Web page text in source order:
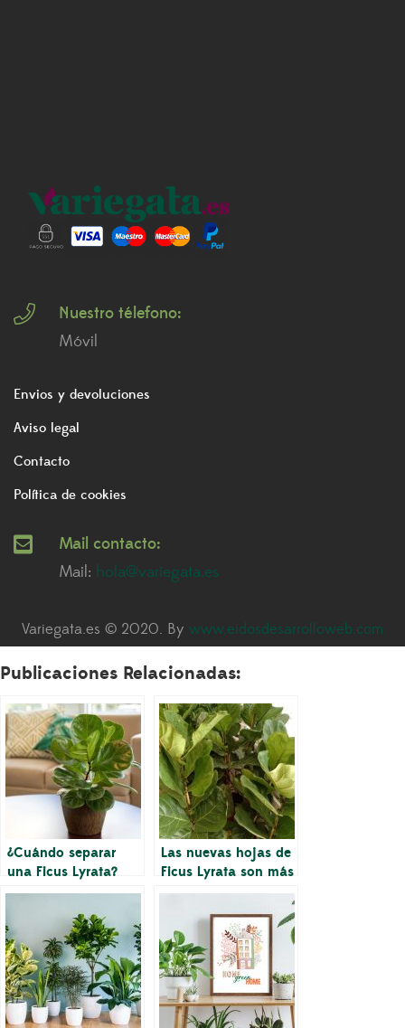
Nuestro télefono:
Móvil
Envios y devoluciones
Aviso legal
Contacto
Política de cookies
Mail contacto:
Mail: hola@variegata.es
Variegata.es © 2020. By www.eidosdesarrolloweb.com
Publicaciones Relacionadas:
¿Cuándo separar
una Ficus Lyrata?
Las nuevas hojas de
Ficus Lyrata son más
pequeñas que las
hojas más viejas